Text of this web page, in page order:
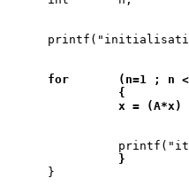
for       (n=1 ; n
          {
x = (A*x)
          }